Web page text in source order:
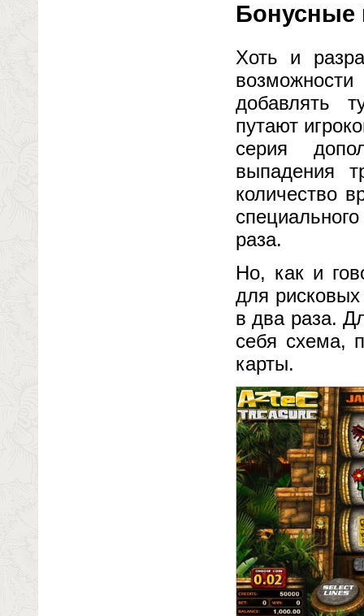
Бонусные
Хоть и
добавлять
путают
серия
выпадения
количество
раза.
Но, как и
для
в два раза.
себя схема,
карты.